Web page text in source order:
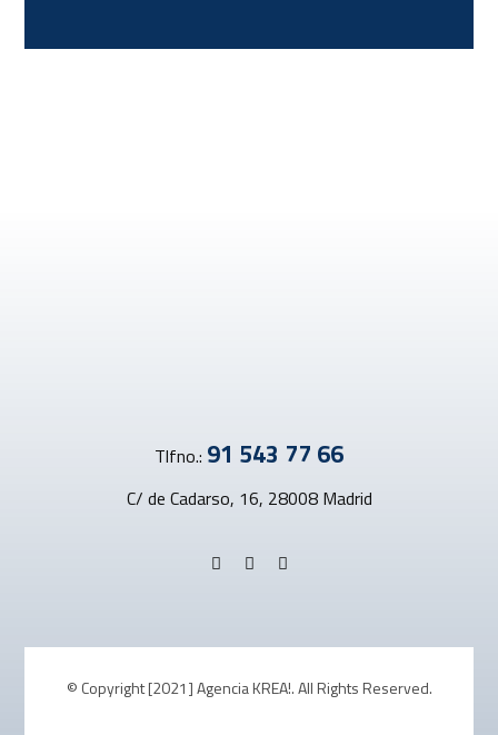
Tlfno.: 91 543 77 66
C/ de Cadarso, 16, 28008 Madrid
© Copyright [2021] Agencia KREA!. All Rights Reserved.